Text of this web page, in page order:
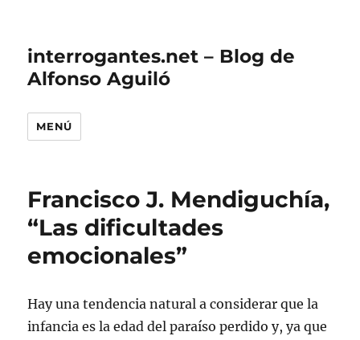
interrogantes.net – Blog de
Alfonso Aguiló
MENÚ
Francisco J. Mendiguchía,
“Las dificultades
emocionales”
Hay una tendencia natural a considerar que la
infancia es la edad del paraíso perdido y, ya que